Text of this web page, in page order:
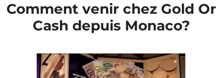
Comment venir chez Gold Or
Cash depuis Monaco?